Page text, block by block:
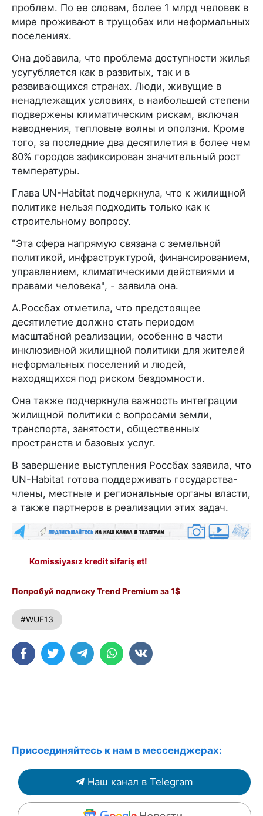
проблем. По ее словам, более 1 млрд человек в
мире проживают в трущобах или неформальных
поселениях.
Она добавила, что проблема доступности жилья
усугубляется как в развитых, так и в
развивающихся странах. Люди, живущие в
ненадлежащих условиях, в наибольшей степени
подвержены климатическим рискам, включая
наводнения, тепловые волны и оползни. Кроме
того, за последние два десятилетия в более чем
80% городов зафиксирован значительный рост
температуры.
Глава UN-Habitat подчеркнула, что к жилищной
политике нельзя подходить только как к
строительному вопросу.
"Эта сфера напрямую связана с земельной
политикой, инфраструктурой, финансированием,
управлением, климатическими действиями и
правами человека", - заявила она.
А.Россбах отметила, что предстоящее
десятилетие должно стать периодом
масштабной реализации, особенно в части
инклюзивной жилищной политики для жителей
неформальных поселений и людей,
находящихся под риском бездомности.
Она также подчеркнула важность интеграции
жилищной политики с вопросами земли,
транспорта, занятости, общественных
пространств и базовых услуг.
В завершение выступления Россбах заявила, что
UN-Habitat готова поддерживать государства-
члены, местные и региональные органы власти,
а также партнеров в реализации этих задач.
Komissiyasız kredit sifariş et!
Попробуй подписку Trend Premium за 1$
#WUF13
Присоединяйтесь к нам в мессенджерах:
Наш канал в Telegram